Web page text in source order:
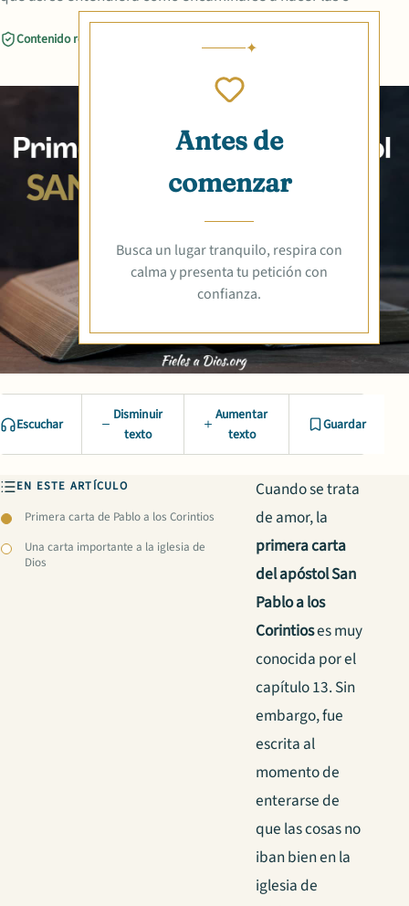
Contenido revisado
Antes de
comenzar
Busca un lugar tranquilo, respira con
calma y presenta tu petición con
confianza.
Escuchar
Disminuir
texto
Aumentar
texto
Guardar
EN ESTE ARTÍCULO
Primera carta de Pablo a los Corintios
Una carta importante a la iglesia de
Dios
Cuando se trata
de amor, la
primera carta
del apóstol San
Pablo a los
Corintioses muy
conocida por el
capítulo 13. Sin
embargo, fue
escrita al
momento de
enterarse de
que las cosas no
iban bien en la
iglesia de